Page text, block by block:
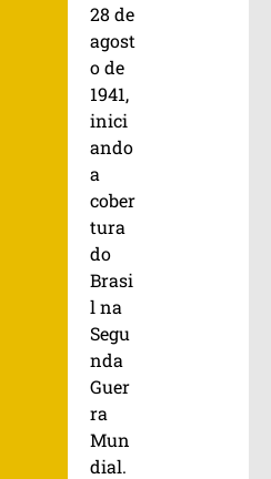
28 de
agost
o de
1941,
inici
ando
a
cober
tura
do
Brasi
l na
Segu
nda
Guer
ra
Mun
dial.